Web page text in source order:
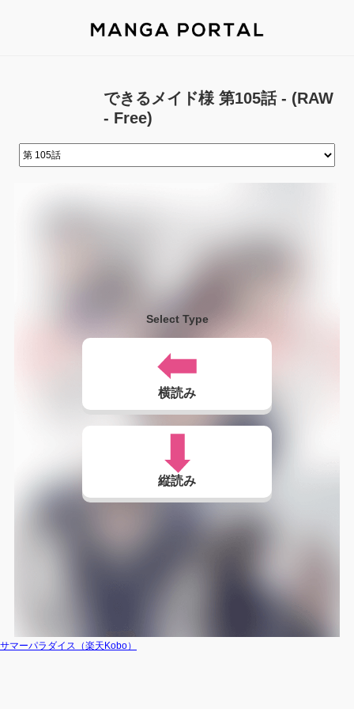
できるメイド様 第105話 - (RAW
- Free)
Select Type
横読み
縦読み
サマーパラダイス（楽天Kobo）